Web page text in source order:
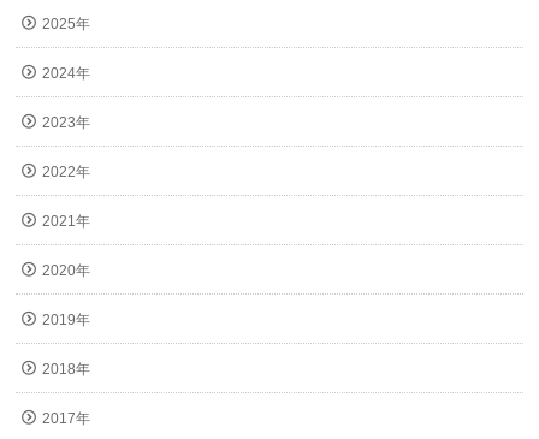
2025年
2024年
2023年
2022年
2021年
2020年
2019年
2018年
2017年